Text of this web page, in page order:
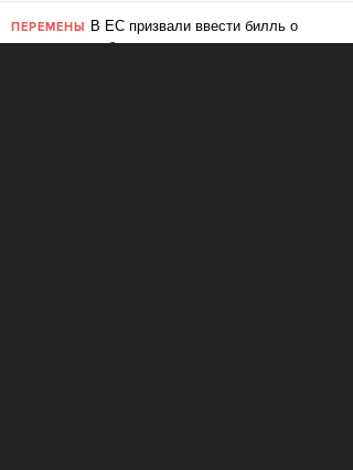
ПЕРЕМЕНЫ В ЕС призвали ввести билль о
правах для роботов